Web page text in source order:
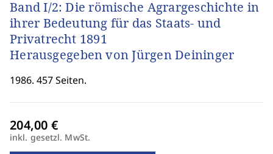
Band I/2: Die römische Agrargeschichte in
ihrer Bedeutung für das Staats- und
Privatrecht 1891
Herausgegeben von Jürgen Deininger
1986. 457 Seiten.
inkl. gesetzl. MwSt.